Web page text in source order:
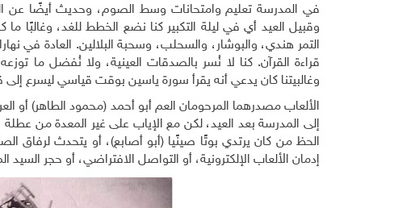
في المدرسة تعليم وامتحانات وسط الصوم، وحديث أيضًا عن
وقبيل العيد أي في ليلة التكبير كنا نضع الخطط للغد، وغالبًا
التمر هندي، والبوشار، والسحلب، وسحبة البلالين. العادة في
قراءة القرآن. كنا لا نُسر بالصدقات العينية، ولا نُفضل ما
وغالبيتنا كان يدعي أنه يقرأ سورة ياسين بوقت قياسي ليسرع إلى
الألعاب مصدرهما المرحومان العم أبو أحمد (محمود الطاهر) أو
إلى المدرسة بعد العيد، لكن مع الإياب على غير المعدة من
الحظ من كان يرتدي بوتًا صينًيا (أبو أصابع)، أو يتحدث لرفاق
إدمان الألعاب الإلكترونية، أو التواصل الافتراضي، أو حجر السيد